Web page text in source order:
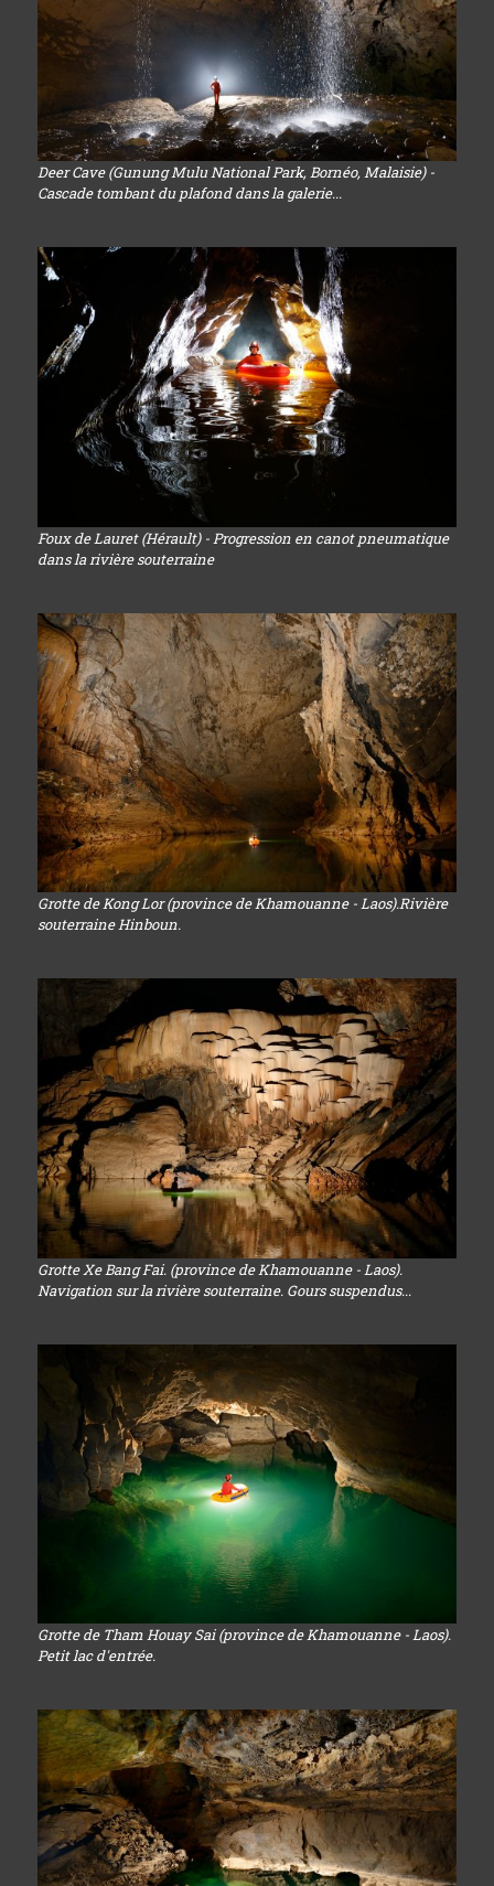
Deer Cave (Gunung Mulu National Park, Bornéo, Malaisie) -
Cascade tombant du plafond dans la galerie...
Foux de Lauret (Hérault) - Progression en canot pneumatique
dans la rivière souterraine
Grotte de Kong Lor (province de Khamouanne - Laos).Rivière
souterraine Hinboun.
Grotte Xe Bang Fai. (province de Khamouanne - Laos).
Navigation sur la rivière souterraine. Gours suspendus...
Grotte de Tham Houay Sai (province de Khamouanne - Laos).
Petit lac d'entrée.